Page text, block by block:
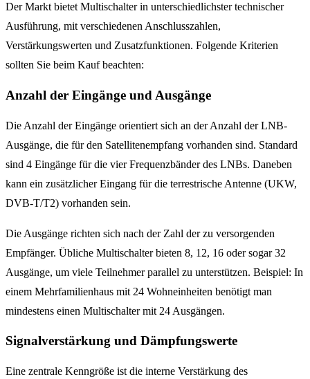
Der Markt bietet Multischalter in unterschiedlichster technischer
Ausführung, mit verschiedenen Anschlusszahlen,
Verstärkungswerten und Zusatzfunktionen. Folgende Kriterien
sollten Sie beim Kauf beachten:
Anzahl der Eingänge und Ausgänge
Die Anzahl der Eingänge orientiert sich an der Anzahl der LNB-
Ausgänge, die für den Satellitenempfang vorhanden sind. Standard
sind 4 Eingänge für die vier Frequenzbänder des LNBs. Daneben
kann ein zusätzlicher Eingang für die terrestrische Antenne (UKW,
DVB-T/T2) vorhanden sein.
Die Ausgänge richten sich nach der Zahl der zu versorgenden
Empfänger. Übliche Multischalter bieten 8, 12, 16 oder sogar 32
Ausgänge, um viele Teilnehmer parallel zu unterstützen. Beispiel: In
einem Mehrfamilienhaus mit 24 Wohneinheiten benötigt man
mindestens einen Multischalter mit 24 Ausgängen.
Signalverstärkung und Dämpfungswerte
Eine zentrale Kenngröße ist die interne Verstärkung des